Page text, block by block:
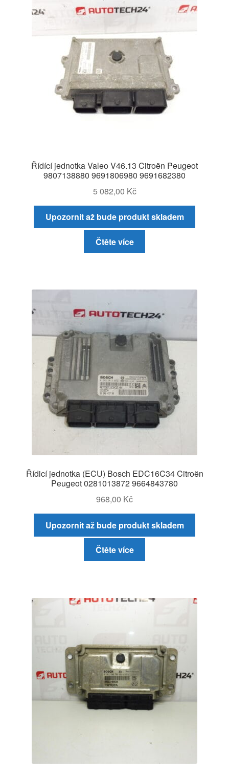
Řídící jednotka Valeo V46.13 Citroën Peugeot
9807138880 9691806980 9691682380
5 082,00 Kč
Upozornit až bude produkt skladem
Čtěte více
Řídicí jednotka (ECU) Bosch EDC16C34 Citroën
Peugeot 0281013872 9664843780
968,00 Kč
Upozornit až bude produkt skladem
Čtěte více